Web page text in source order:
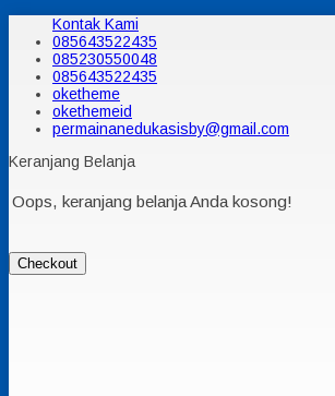
Kontak Kami
085643522435
085230550048
085643522435
oketheme
okethemeid
permainanedukasisby@gmail.com
Keranjang Belanja
Oops, keranjang belanja Anda kosong!
Checkout